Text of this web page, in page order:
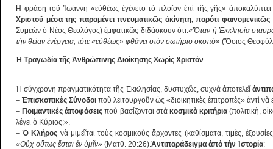
Η φράση τοῦ Ἰωάννη «εὐθέως ἐγένετο τὸ πλοῖον ἐπὶ τῆς γῆς»
Χριστοῦ μέσα της παραμένει πνευματικῶς ἀκίνητη, παρότι φαινομενικῶς
Συμεὼν ὁ Νέος Θεολόγος) ἐμφατικῶς διδάσκουν ὅτι:«Ὅταν ἡ Ἐκκλησία
τὴν θείαν ἐνέργεια, τότε «εὐθέως» φθάνει στὸν σωτήριο σκοπό» (Ὅσιος
Ἡ Τραγωδία τῆς Ἀνθρώπινης Διοίκησης Χωρὶς Χριστόν
Ἡ σύγχρονη πραγματικότητα τῆς Ἐκκλησίας, δυστυχῶς, συχνὰ ἀποτελεῖ
– Ἐπισκοπικὲς Σύνοδοι ποὺ λειτουργοῦν ὡς «διοικητικὲς ἐπιτροπὲς» ἀντὶ νὰ
– Ποιμαντικὲς ἀποφάσεις ποὺ βασίζονται στὰ κοσμικὰ κριτήρια (πολιτικὴ,
λέγει ὁ Κύριος;».
–Ὁ Κλήρος νὰ μιμεῖται τοὺς κοσμικοὺς ἄρχοντες (καθίσματα, τιμὲς,
«Οὐχ οὕτως ἔσται ἐν ὑμῖν» (Ματθ. 20:26).Ἀντιπαράδειγμα ἀπὸ τὴν Ἱστορία: